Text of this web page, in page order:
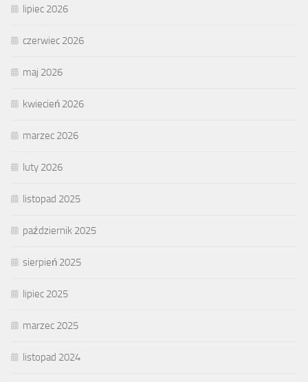
lipiec 2026
czerwiec 2026
maj 2026
kwiecień 2026
marzec 2026
luty 2026
listopad 2025
październik 2025
sierpień 2025
lipiec 2025
marzec 2025
listopad 2024